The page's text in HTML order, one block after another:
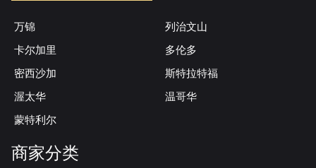
万锦
列治文山
卡尔加里
多伦多
密西沙加
斯特拉特福
渥太华
温哥华
蒙特利尔
商家分类